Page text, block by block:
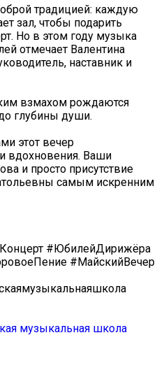
традицией: каждую
зал, чтобы подарить
Но в этом году музыка
отмечает Валентина
наставник и
взмахом рождаются
глубины души.
этот вечер
вдохновения. Ваши
и просто присутствие
самым искренним
#ЮбилейДирижёра
#МайскийВечер
музыкальная школа